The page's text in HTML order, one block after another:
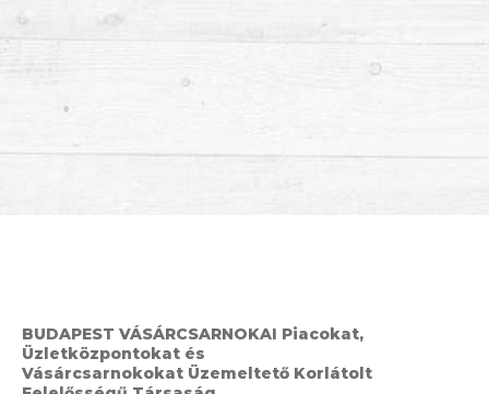
BUDAPEST VÁSÁRCSARNOKAI Piacokat,
Üzletközpontokat és
Vásárcsarnokokat Üzemeltető Korlátolt